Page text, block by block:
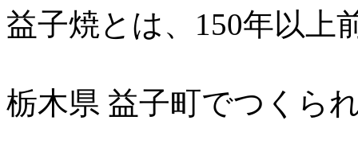
益子焼とは、150年以上
栃木県 益子町でつくら